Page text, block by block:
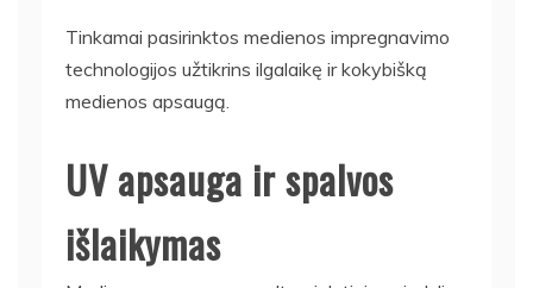
Tinkamai pasirinktos medienos impregnavimo
technologijos užtikrins ilgalaikę ir kokybišką
medienos apsaugą.
UV apsauga ir spalvos
išlaikymas